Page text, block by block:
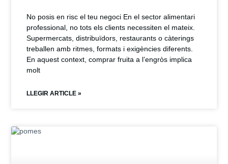
No posis en risc el teu negoci En el sector alimentari
professional, no tots els clients necessiten el mateix.
Supermercats, distribuïdors, restaurants o càterings
treballen amb ritmes, formats i exigències diferents.
En aquest context, comprar fruita a l’engròs implica
molt
LLEGIR ARTICLE »